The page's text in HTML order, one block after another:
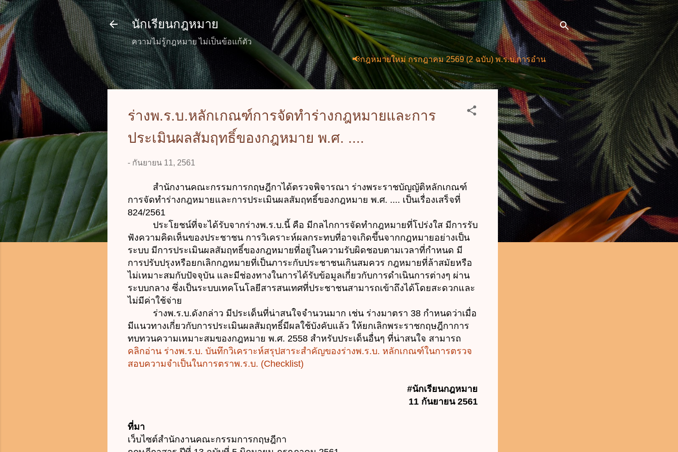
ข้ามไปที่เนื้อหาหลัก
นักเรียนกฎหมาย
ความไม่รู้กฎหมาย ไม่เป็นข้อแก้ตัว
📢กฎหมายใหม่ กรกฎาคม 2569 (2 ฉบับ) พ.ร.บ.การอำนวยการความสะดวกในการพิจารณาอนุญาตและ
ร่างพ.ร.บ.หลักเกณฑ์การจัดทำร่างกฎหมายและการ
ประเมินผลสัมฤทธิ์ของกฎหมาย พ.ศ. ....
- กันยายน 11, 2561
สำนักงานคณะกรรมการกฤษฎีกาได้ตรวจพิจารณา ร่างพระราชบัญญัติหลักเกณฑ์
การจัดทำร่างกฎหมายและการประเมินผลสัมฤทธิ์ของกฎหมาย พ.ศ. .... เป็นเรื่องเสร็จที่
824/2561
ประโยชน์ที่จะได้รับจากร่างพ.ร.บ.นี้ คือ มีกลไกการจัดทำกฎหมายที่โปร่งใส มีการรับ
ฟังความคิดเห็นของประชาชน การวิเคราะห์ผลกระทบที่อาจเกิดขึ้นจากกฎหมายอย่างเป็น
ระบบ มีการประเมินผลสัมฤทธิ์ของกฎหมายที่อยู่ในความรับผิดชอบตามเวลาที่กำหนด มี
การปรับปรุงหรือยกเลิกกฎหมายที่เป็นภาระกับประชาชนเกินสมควร กฎหมายที่ล้าสมัยหรือ
ไม่เหมาะสมกับปัจจุบัน และมีช่องทางในการได้รับข้อมูลเกี่ยวกับการดำเนินการต่างๆ ผ่าน
ระบบกลาง ซึ่งเป็นระบบเทคโนโลยีสารสนเทศที่ประชาชนสามารถเข้าถึงได้โดยสะดวกและ
ไม่มีค่าใช้จ่าย
ร่างพ.ร.บ.ดังกล่าว มีประเด็นที่น่าสนใจจำนวนมาก เช่น ร่างมาตรา 38 กำหนดว่าเมื่อ
มีแนวทางเกี่ยวกับการประเมินผลสัมฤทธิ์มีผลใช้บังคับแล้ว ให้ยกเลิกพระราชกฤษฎีกาการ
ทบทวนความเหมาะสมของกฎหมาย พ.ศ. 2558 สำหรับประเด็นอื่นๆ ที่น่าสนใจ สามารถ
คลิกอ่าน ร่างพ.ร.บ. บันทึกวิเคราะห์สรุปสาระสำคัญของร่างพ.ร.บ. หลักเกณฑ์ในการตรวจ
สอบความจำเป็นในการตราพ.ร.บ. (Checklist)
#นักเรียนกฎหมาย
11 กันยายน 2561
ที่มา
เว็บไซต์สำนักงานคณะกรรมการกฤษฎีกา